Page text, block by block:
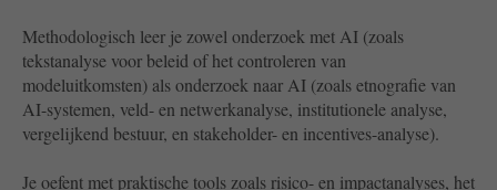
Methodologisch leer je zowel onderzoek met AI (zoals
tekstanalyse voor beleid of het controleren van
modeluitkomsten) als onderzoek naar AI (zoals etnografie van
AI-systemen, veld- en netwerkanalyse, institutionele analyse,
vergelijkend bestuur, en stakeholder- en incentives-analyse).
Je oefent met praktische tools zoals risico- en impactanalyses, het